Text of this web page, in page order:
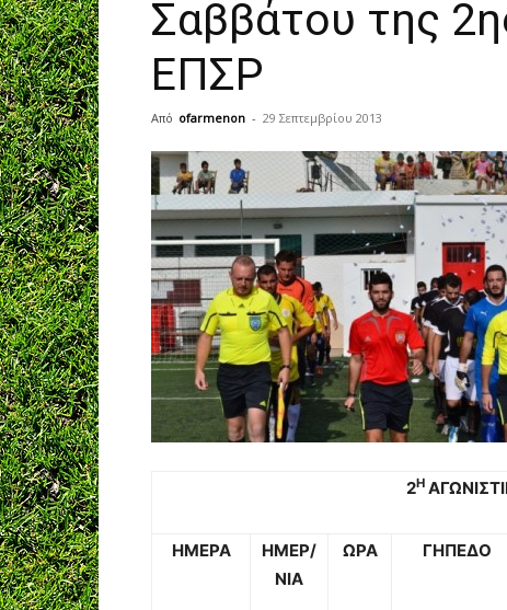
Σαββάτου της
ΕΠΣΡ
Από ofarmenon - 29 Σεπτεμβρίου 2013
2Η
ΗΜΕΡΑ
ΗΜΕΡ/
ΝΙΑ
ΩΡΑ ΓΗΠΕΔΟ